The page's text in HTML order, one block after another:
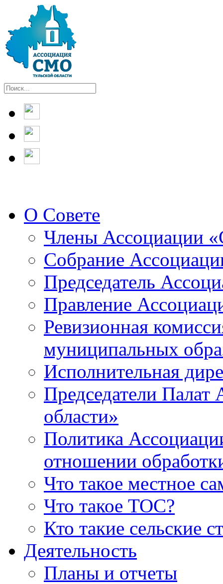
О Совете
Члены Ассоциации
Собрание
Председатель
Правление
Ревизионная
муниципальных
Исполнительная
Председатели
области»
Политика
отношении
Что такое местное
Что такое ТОС?
Кто такие сельские
Деятельность
Планы и отчеты